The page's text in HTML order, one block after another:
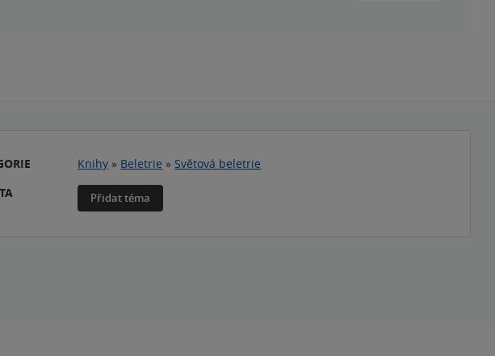
Knihy » Beletrie » Světová beletrie
Přidat téma